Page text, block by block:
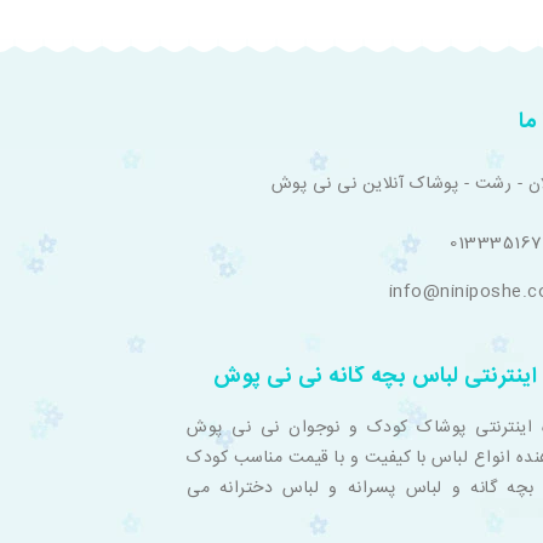
- رشت - پوشاک آنلاین نی نی پوش
اینترنتی لباس بچه گانه نی نی پوش
اینترنتی پوشاک کودک و نوجوان نی نی پوش
انواع لباس با کیفیت و با قیمت مناسب کودک
گانه و لباس پسرانه و لباس دخترانه می